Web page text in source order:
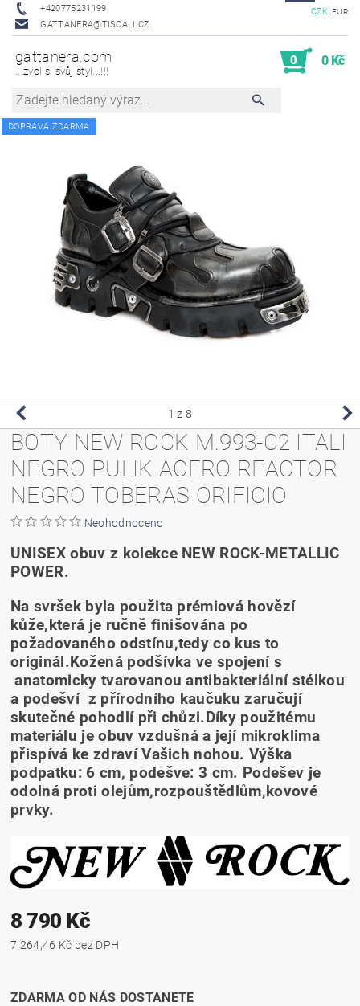
+420775231199
GATTANERA@TISCALI.CZ
CZK EUR
gattanera.com
...zvol si svůj styl...!!!
0 0 Kč
DOPRAVA ZDARMA
1 z 8
BOTY NEW ROCK M.993-C2 ITALI
NEGRO PULIK ACERO REACTOR
NEGRO TOBERAS ORIFICIO
Neohodnoceno
UNISEX obuv z kolekce NEW ROCK-METALLIC
POWER.
Na svršek byla použita prémiová hovězí
kůže,která je ručně finišována po
požadovaného odstínu,tedy co kus to
originál.Kožená podšívka ve spojení s
anatomicky tvarovanou antibakteriální stélkou
a podešví z přírodního kaučuku zaručují
skutečné pohodlí při chůzi.Díky použitému
materiálu je obuv vzdušná a její mikroklima
přispívá ke zdraví Vašich nohou. Výška
podpatku: 6 cm, podešve: 3 cm. Podešev je
odolná proti olejům,rozpouštědlům,kovové
prvky.
8 790 Kč
7 264,46 Kč bez DPH
ZDARMA OD NÁS DOSTANETE